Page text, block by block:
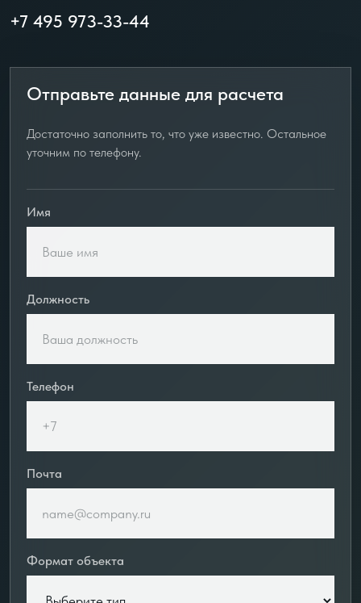
+7 495 973-33-44
Отправьте данные для расчета
Достаточно заполнить то, что уже известно. Остальное
уточним по телефону.
Имя
Должность
Телефон
Почта
Формат объекта